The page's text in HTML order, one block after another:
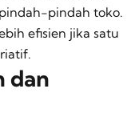
pindah toko.
efisien jika satu
dan